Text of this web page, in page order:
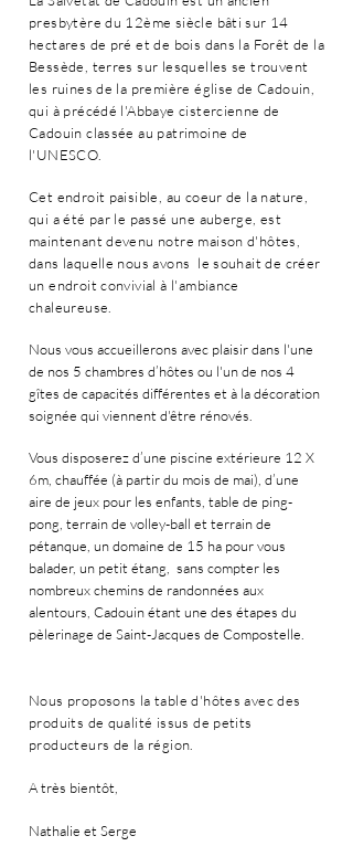
presbytère du 12ème siècle bâti sur 14
hectares de pré et de bois dans la Forêt de la
Bessède, terres sur lesquelles se trouvent
les ruines de la première église de Cadouin,
qui à précédé l'Abbaye cistercienne de
Cadouin classée au patrimoine de
l'UNESCO.
Cet endroit paisible, au coeur de la nature,
qui a été par le passé une auberge, est
maintenant devenu notre maison d'hôtes,
dans laquelle nous avons le souhait de créer
un endroit convivial à l'ambiance
chaleureuse.
Nous vous accueillerons avec plaisir dans l'une
de nos 5 chambres d’hôtes ou l'un de nos 4
gîtes de capacités différentes et à la décoration
soignée qui viennent d'être rénovés.
Vous disposerez d’une piscine extérieure 12 X
6m, chauffée (à partir du mois de mai), d’une
aire de jeux pour les enfants, table de ping-
pong, terrain de volley-ball et terrain de
pétanque, un domaine de 15 ha pour vous
balader, un petit étang, sans compter les
nombreux chemins de randonnées aux
alentours, Cadouin étant une des étapes du
pèlerinage de Saint-Jacques de Compostelle.
Nous proposons la table d'hôtes avec des
produits de qualité issus de petits
producteurs de la région.
A très bientôt,
Nathalie et Serge